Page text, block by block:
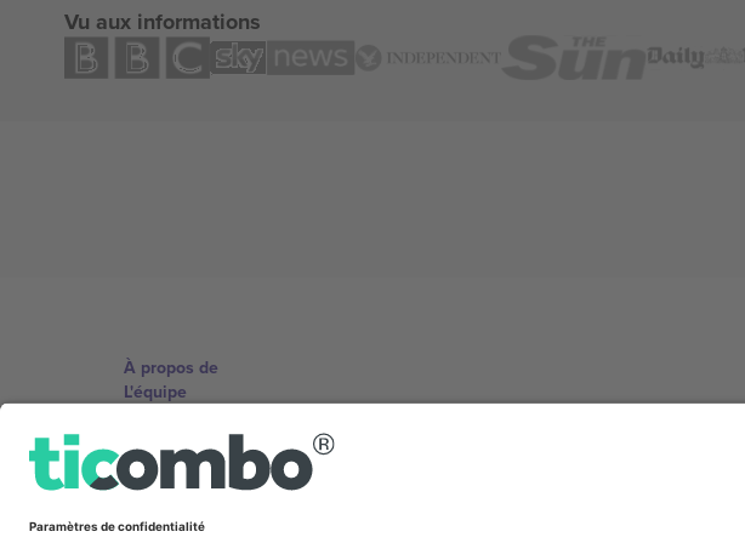
Vu aux informations
À propos de
L'équipe
Conditions générales
Programme d'affiliation